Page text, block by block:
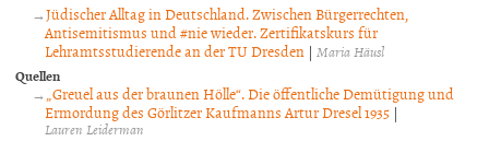
Jüdischer Alltag in Deutschland. Zwischen Bürgerrechten,
Antisemitismus und #nie wieder. Zertifikatskurs für
Lehramtsstudierende an der TU Dresden | Maria Häusl
Quellen
„Greuel aus der braunen Hölle“. Die öffentliche Demütigung und
Ermordung des Görlitzer Kaufmanns Artur Dresel 1935 |
Lauren Leiderman